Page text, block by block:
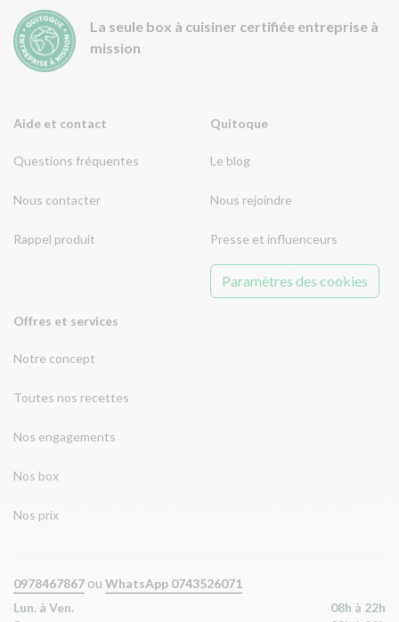
Aide et contact
Questions fréquentes
Nous contacter
Rappel produit
Offres et services
Notre concept
Toutes nos recettes
Nos engagements
Nos box
Nos prix
Quitoque
Le blog
Nous rejoindre
Presse et influenceurs
Paramètres des cookies
La seule box à cuisiner certifiée entreprise à
mission
0978467867 ou WhatsApp 0743526071
Lun. à Ven.
08h à 22h